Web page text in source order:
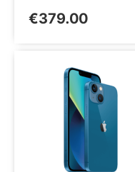
€379.00